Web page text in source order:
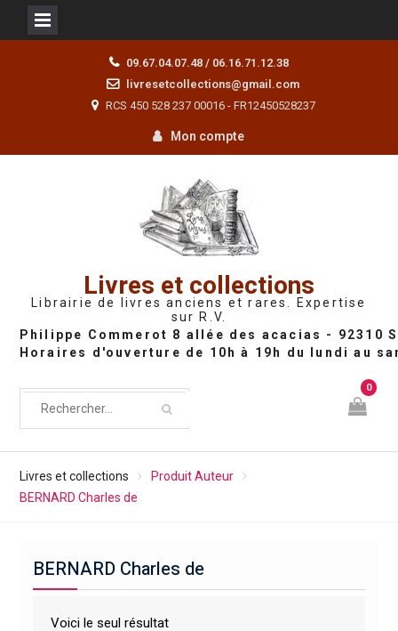
09.67.04.07.48 / 06.16.71.12.38
livresetcollections@gmail.com
RCS 450 528 237 00016 - FR12450528237
Mon compte
Livres et collections
Librairie de livres anciens et rares. Expertise
sur R.V.
0
Livres et collections
Produit Auteur
BERNARD Charles de
BERNARD Charles de
Voici le seul résultat